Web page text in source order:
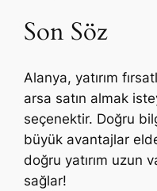
Son Söz
Alanya, yatırım
arsa satın almak
seçenektir. Doğru
büyük avantajlar
doğru yatırım uzun
sağlar!